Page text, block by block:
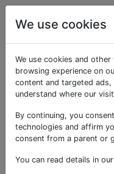
&
Kehren
Code
den
We use cookies
We use cookies and
browsing experience on
content and targeted
understand where our
By continuing, you
technologies and affirm
consent from a parent or
You can read details in our